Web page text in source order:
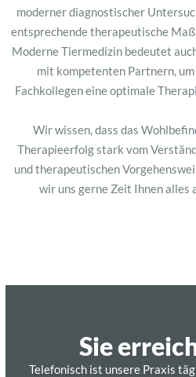
moderner diagnostischer
entsprechende therapeutische
Moderne Tiermedizin bedeutet
mit kompetenten Partnern,
Fachkollegen eine optimale
Wir wissen, dass das
Therapieerfolg stark vom
und therapeutischen
wir uns gerne Zeit Ihnen alles
Sie
Telefonisch ist unsere Praxis